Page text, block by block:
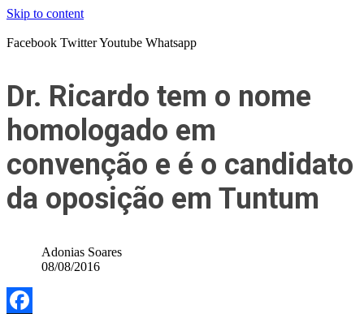
Skip to content
Facebook TwitterYoutube Whatsapp
Dr. Ricardo tem o nome
homologado em
convenção e é o candidato
da oposição em Tuntum
Adonias Soares
08/08/2016